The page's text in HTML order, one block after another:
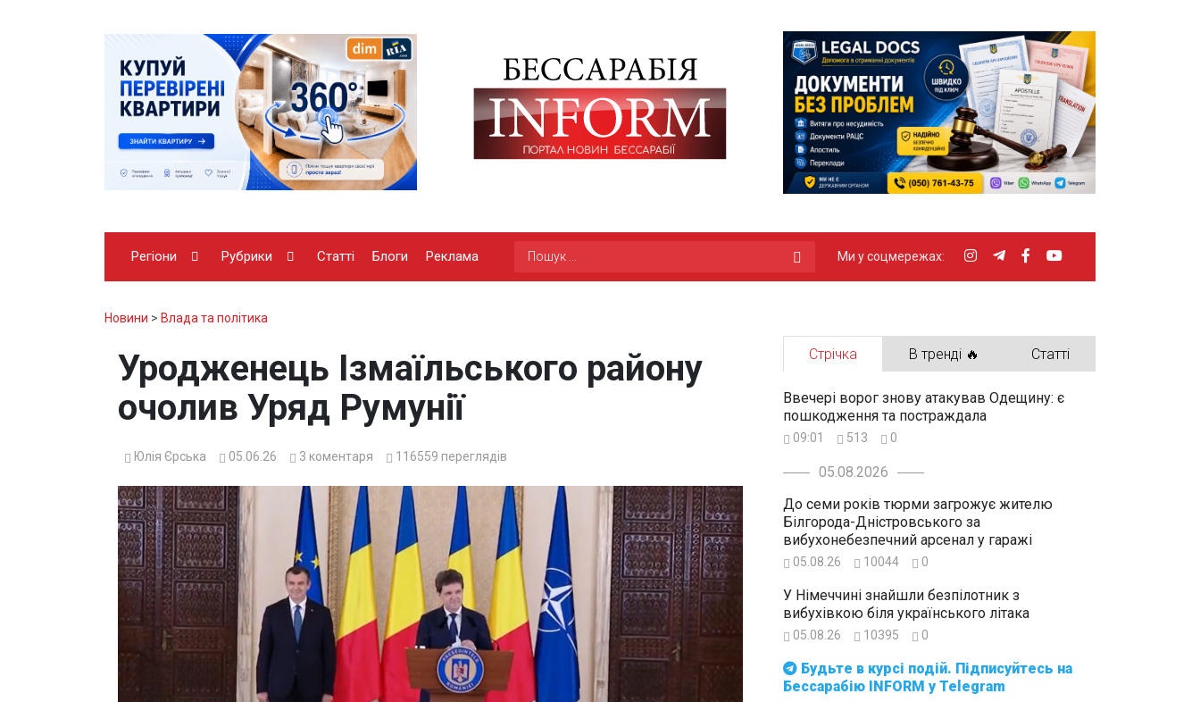
Регіони Рубрики Статті Блоги Реклама Ми у соцмережах:
Новини > Влада та політика
Уродженець Ізмаїльського району
очолив Уряд Румунії
Юлія Єрська 05.06.26 3 коментаря 116559 переглядів
Стрічка В тренді 🔥 Статті
Бессарабію INFORM у Telegram
Ввечері ворог знову атакував Одещину: є
пошкодження та постраждала
09:01 513 0
05.08.2026
До семи років тюрми загрожує жителю
Білгорода-Дністровського за
вибухонебезпечний арсенал у гаражі
05.08.26 10044 0
У Німеччині знайшли безпілотник з
вибухівкою біля українського літака
05.08.26 10395 0